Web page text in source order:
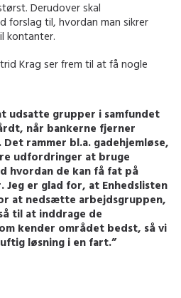
Derudover skal
forslag til, hvordan man sikrer
kontanter.
Krag ser frem til at få nogle
udsatte grupper i samfundet
når bankerne fjerner
rammer bl.a. gadehjemløse,
udfordringer at bruge
hvordan de kan få fat på
Jeg er glad for, at Enhedslisten
at nedsætte arbejdsgruppen,
til at inddrage de
kender området bedst, så vi
løsning i en fart.”